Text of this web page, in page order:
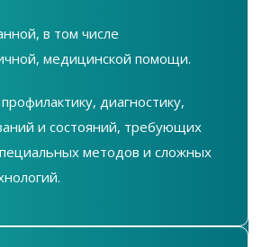
в том числе
медицинской помощи.
диагностику,
и состояний, требующих
методов и сложных